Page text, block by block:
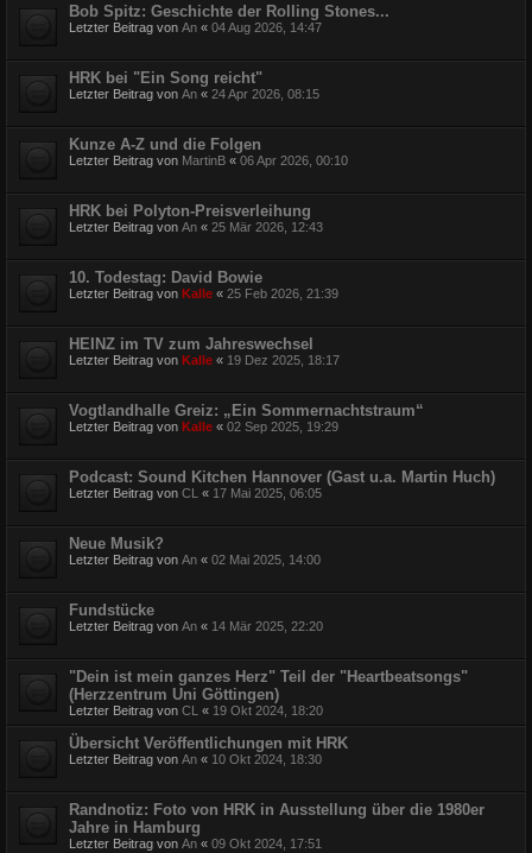
Bob Spitz: Geschichte der Rolling Stones...
Letzter Beitrag von An « 04 Aug 2026, 14:47
HRK bei "Ein Song reicht"
Letzter Beitrag von An « 24 Apr 2026, 08:15
Kunze A-Z und die Folgen
Letzter Beitrag von MartinB « 06 Apr 2026, 00:10
HRK bei Polyton-Preisverleihung
Letzter Beitrag von An « 25 Mär 2026, 12:43
10. Todestag: David Bowie
Letzter Beitrag von Kalle « 25 Feb 2026, 21:39
HEINZ im TV zum Jahreswechsel
Letzter Beitrag von Kalle « 19 Dez 2025, 18:17
Vogtlandhalle Greiz: „Ein Sommernachtstraum“
Letzter Beitrag von Kalle « 02 Sep 2025, 19:29
Podcast: Sound Kitchen Hannover (Gast u.a. Martin Huch)
Letzter Beitrag von CL « 17 Mai 2025, 06:05
Neue Musik?
Letzter Beitrag von An « 02 Mai 2025, 14:00
Fundstücke
Letzter Beitrag von An « 14 Mär 2025, 22:20
"Dein ist mein ganzes Herz" Teil der "Heartbeatsongs"
(Herzzentrum Uni Göttingen)
Letzter Beitrag von CL « 19 Okt 2024, 18:20
Übersicht Veröffentlichungen mit HRK
Letzter Beitrag von An « 10 Okt 2024, 18:30
Randnotiz: Foto von HRK in Ausstellung über die 1980er
Jahre in Hamburg
Letzter Beitrag von An « 09 Okt 2024, 17:51